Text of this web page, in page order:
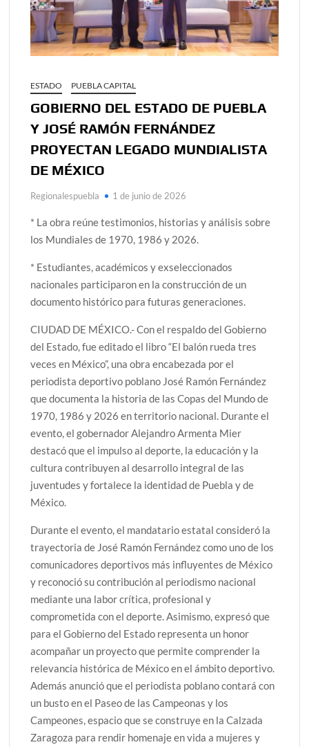
ESTADO PUEBLA CAPITAL
GOBIERNO DEL ESTADO DE PUEBLA
Y JOSÉ RAMÓN FERNÁNDEZ
PROYECTAN LEGADO MUNDIALISTA
DE MÉXICO
Regionalespuebla 1 de junio de 2026
* La obra reúne testimonios, historias y análisis sobre
los Mundiales de 1970, 1986 y 2026.
* Estudiantes, académicos y exseleccionados
nacionales participaron en la construcción de un
documento histórico para futuras generaciones.
CIUDAD DE MÉXICO.- Con el respaldo del Gobierno
del Estado, fue editado el libro “El balón rueda tres
veces en México”, una obra encabezada por el
periodista deportivo poblano José Ramón Fernández
que documenta la historia de las Copas del Mundo de
1970, 1986 y 2026 en territorio nacional. Durante el
evento, el gobernador Alejandro Armenta Mier
destacó que el impulso al deporte, la educación y la
cultura contribuyen al desarrollo integral de las
juventudes y fortalece la identidad de Puebla y de
México.
Durante el evento, el mandatario estatal consideró la
trayectoria de José Ramón Fernández como uno de los
comunicadores deportivos más influyentes de México
y reconoció su contribución al periodismo nacional
mediante una labor crítica, profesional y
comprometida con el deporte. Asimismo, expresó que
para el Gobierno del Estado representa un honor
acompañar un proyecto que permite comprender la
relevancia histórica de México en el ámbito deportivo.
Además anunció que el periodista poblano contará con
un busto en el Paseo de las Campeonas y los
Campeones, espacio que se construye en la Calzada
Zaragoza para rendir homenaje en vida a mujeres y